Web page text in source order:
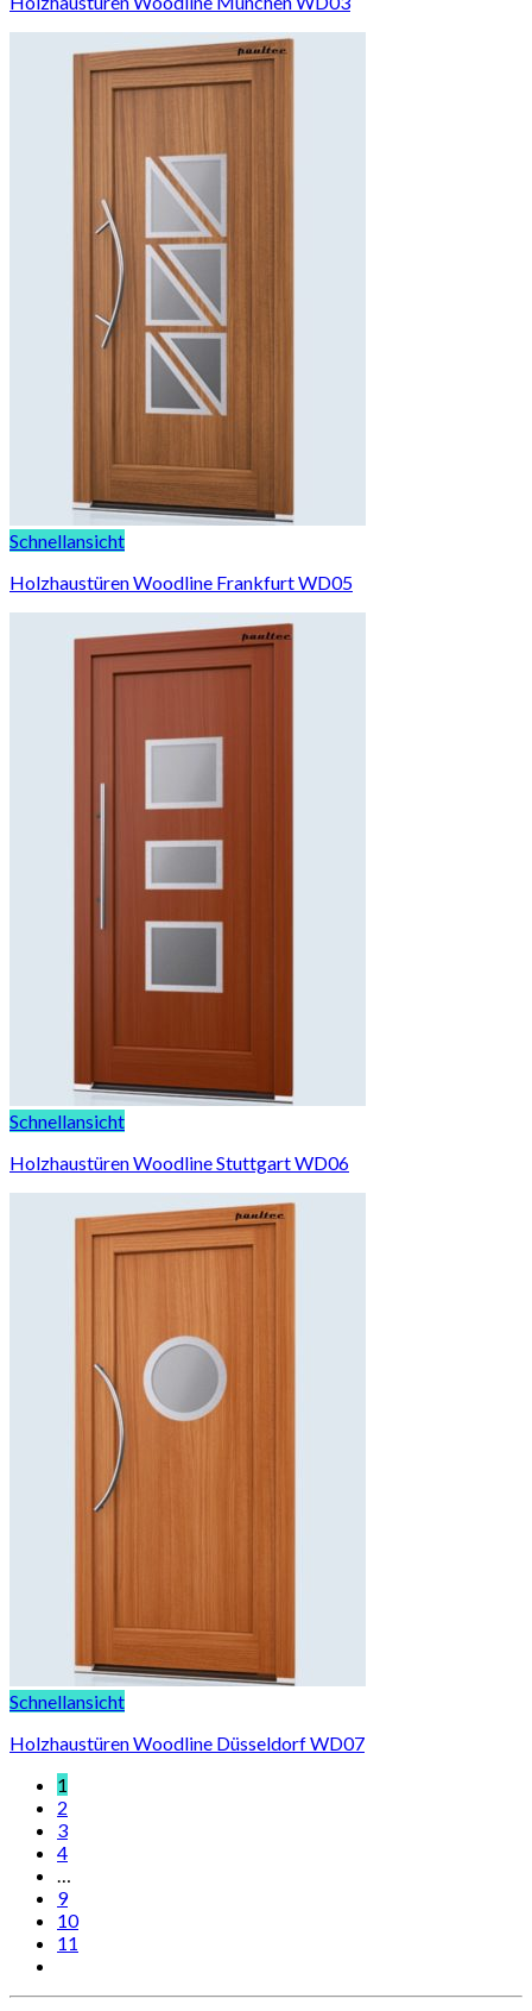
Schnellansicht
Holzhaustüren Woodline Frankfurt WD05
Schnellansicht
Holzhaustüren Woodline Stuttgart WD06
Schnellansicht
Holzhaustüren Woodline Düsseldorf WD07
1
2
3
4
9
10
11